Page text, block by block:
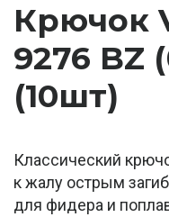
Крючок
9276 BZ
(10шт)
Классический
к жалу острым
для фидера и